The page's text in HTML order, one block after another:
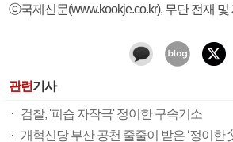
ⓒ국제신문(www.kookje.co.kr), 무단 전재 및
관련기사
검찰, '피습 자작극' 정이한 구속기소
개혁신당 부산 공천 줄줄이 받은 ‘정이한